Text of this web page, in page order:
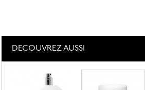
DECOUVREZ AUSSI